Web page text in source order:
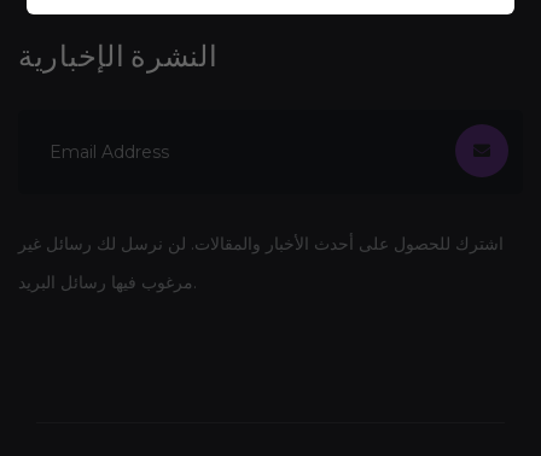
النشرة الإخبارية
اشترك للحصول على أحدث الأخبار والمقالات. لن نرسل لك رسائل غير
مرغوب فيها رسائل البريد.